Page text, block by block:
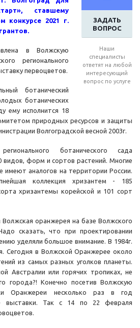
ЗАДАТЬ
ВОПРОС
Наши
специалисты
ответят на любой
интересующий
вопрос по услуге
ставшему
конкурсе 2021 г.
в Волжскую
регионального
первоцветов.
ботанический
ботанических
ему исполнится 18
природных ресурсов и защиты
Волгоградской весной 2003г.
ботанического сада
видов, форм и сортов растений. Многие
имеют аналогов на территории России.
коллекция хризантем - 185
хризантемы корейской и 101 сорт
оранжерея на базе Волжского
сказать, что при проектировании
уделяли большое внимание. В 1984г.
Сегодня в Волжской Оранжерее около
из самых разных уголков планеты.
Австралии или горячих тропиках, не
города?! Конечно посетив Волжскую
Оранжереи несколько раз в год
выставки. Так с 14 по 22 февраля